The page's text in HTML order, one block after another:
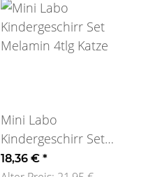
Mini Labo
Kindergeschirr Set
Melamin 4tlg Katze
18,36 € *